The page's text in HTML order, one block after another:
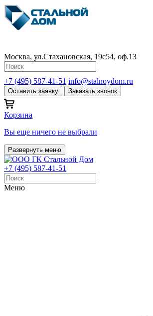
Москва, ул.Стахановская, 19с54, оф.13
+7 (495) 587-41-51 info@stalnoydom.ru
Оставить заявку Заказать звонок
Корзина
Вы еще ничего не выбрали
Развернуть меню
+7 (495) 587-41-51
Меню